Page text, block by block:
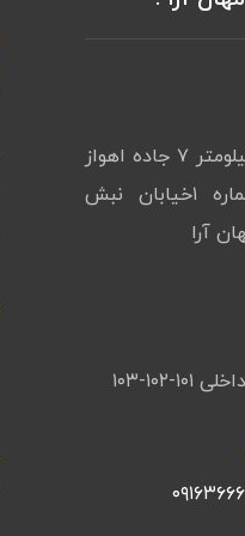
لرستان خرم آباد کیلومتر ۷ جاده اهواز
شهرک صنعتی شماره ۱خیابان نبش